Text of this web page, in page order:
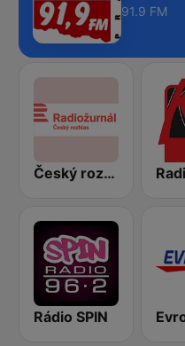
91.9 FM
Český rozhlas Radiožurnál
Rádio SPIN